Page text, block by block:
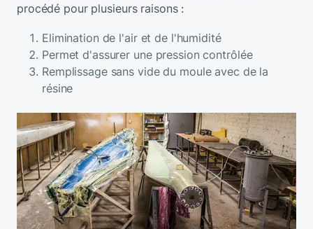
procédé pour plusieurs raisons :
Elimination de l'air et de l'humidité
Permet d'assurer une pression contrôlée
Remplissage sans vide du moule avec de la
résine